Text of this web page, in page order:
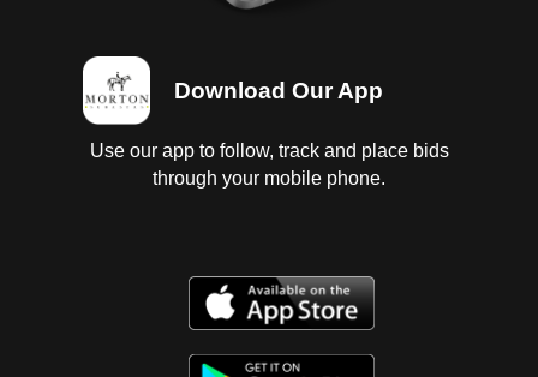
responsabilidad del cliente certificarlas.
Download Our App
Use our app to follow, track and place bids
through your mobile phone.